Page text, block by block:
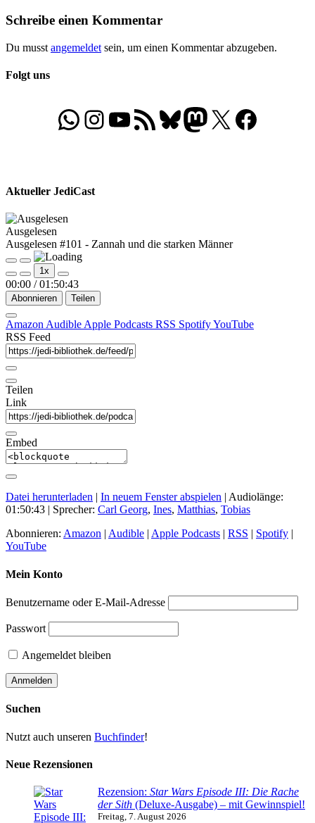
Schreibe einen Kommentar
Du musst angemeldet sein, um einen Kommentar abzugeben.
Folgt uns
WhatsApp
Folgt uns auf Instagram
Besucht unseren YouTube-Kanal
RSS-FeedBluesky
Folgt uns auf Mastodon
X Folgt uns auf
Aktueller JediCast
Ausgelesen
Ausgelesen #101 - Zannah und die starken Männer
Play
Episode
Pause
Episode
1x
00:00 / 01:50:43
Abonnieren Teilen
AmazonAudibleApple Podcasts RSS SpotifyYouTube
RSS Feed
Teilen
Link
Embed
Datei herunterladen In neuem Fenster abspielen Audiolänge:
01:50:43 | Sprecher: Carl Georg, Ines, Matthias, Tobias
Abonnieren: Amazon Audible Apple Podcasts RSS Spotify
YouTube
Mein Konto
Benutzername oder E-Mail-Adresse
Passwort
Angemeldet bleiben
Suchen
Nutzt auch unseren Buchfinder!
Neue Rezensionen
Rezension: Star Wars Episode III: Die Rache
der Sith (Deluxe-Ausgabe) – mit Gewinnspiel!
Freitag, 7. August 2026